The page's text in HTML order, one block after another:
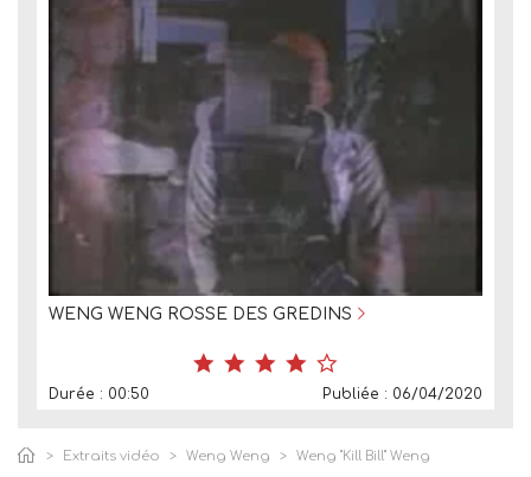
WENG WENG ROSSE DES GREDINS
Durée : 00:50 Publiée : 06/04/2020
Extraits vidéo Weng Weng Weng "Kill Bill" Weng